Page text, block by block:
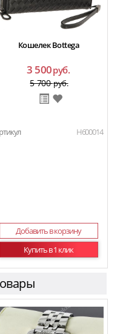
Кошелек Bottega
3 500руб.
5 700руб.
H600014
Добавить в корзину
Купить в 1 клик